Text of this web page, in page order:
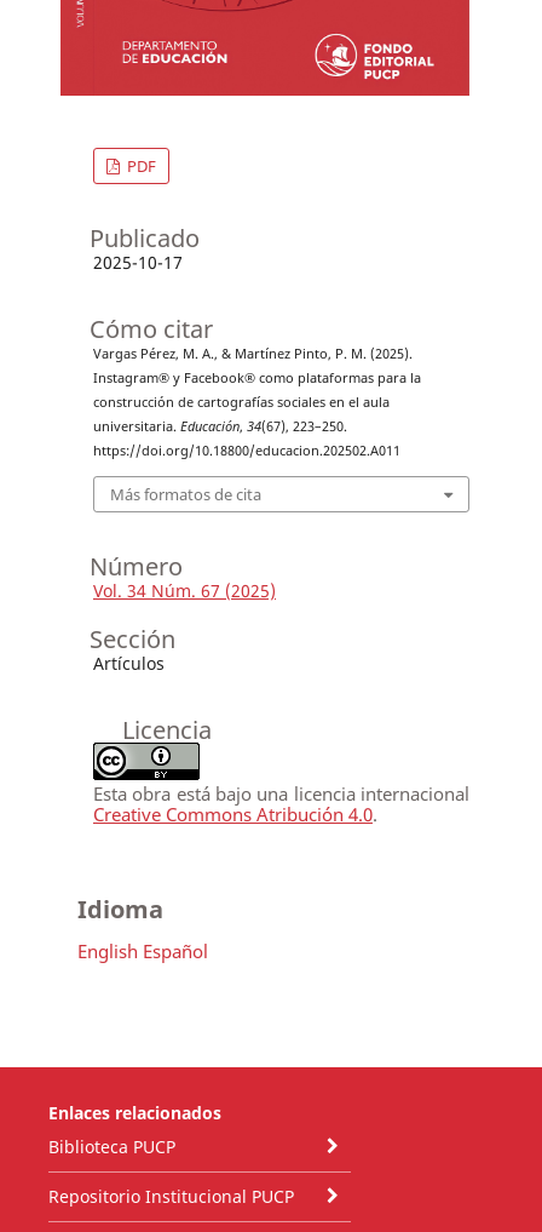
PDF
Publicado
2025-10-17
Cómo citar
Vargas Pérez, M. A., & Martínez Pinto, P. M. (2025).
Instagram® y Facebook® como plataformas para la
construcción de cartografías sociales en el aula
universitaria. Educación, 34(67), 223–250.
https://doi.org/10.18800/educacion.202502.A011
Más formatos de cita
Número
Vol. 34 Núm. 67 (2025)
Sección
Artículos
Licencia
Esta obra está bajo una licencia internacional
Creative Commons Atribución 4.0.
Idioma
English Español
Enlaces relacionados
Biblioteca PUCP
Repositorio Institucional PUCP